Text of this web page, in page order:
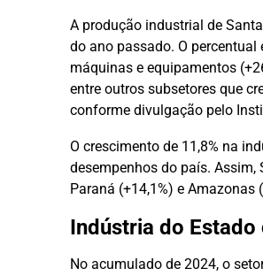
A produção industrial de
do ano passado. O
máquinas e equipamentos
entre outros subsetores que
conforme divulgação pelo
O crescimento de 11,8% na
desempenhos do país.
Paraná (+14,1%) e Amazonas
Indústria do
No acumulado de 2024, o